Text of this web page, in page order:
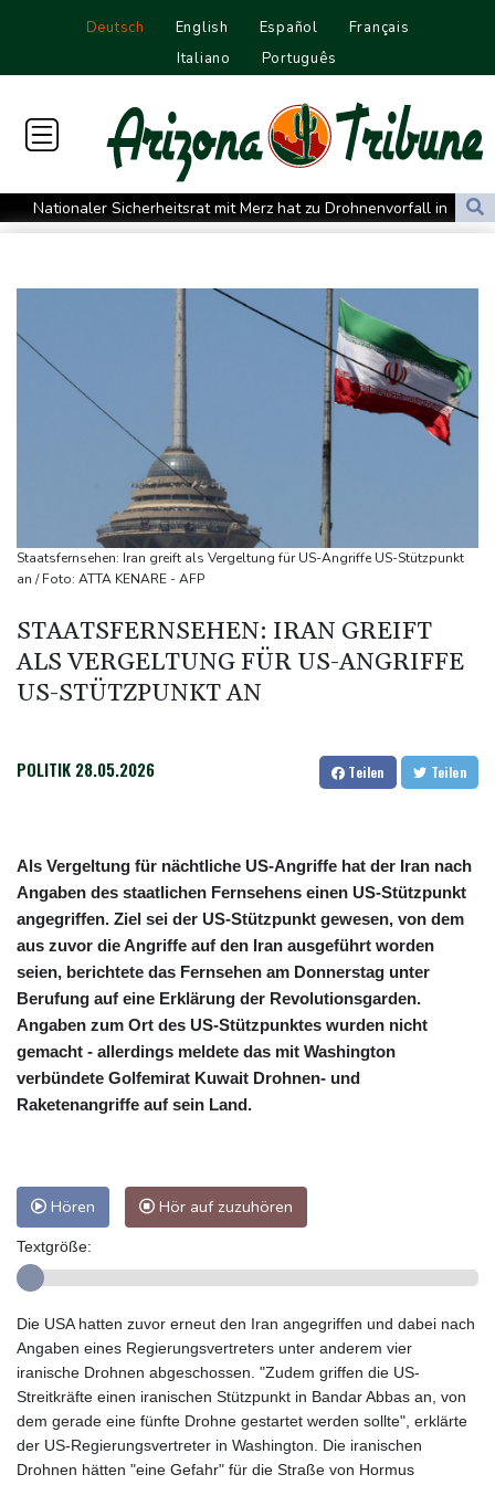
Deutsch English Español
Français
Italiano
Português
Nationaler Sicherheitsrat mit Merz hat zu Drohnenvorfall in
Leipzig getagt
Regierung und Opposition in Venezuela nehmen offiziellen
Dialog auf - ohne Machado
Schwimm-EM: Gose holt Gold im Freiwasser-Knockout
Angeblicher "Geburtstourismus": Trump unternimmt neuen
Vorstoß im Streit um US-Staatsbürgerschaft
Würgeschlange an Kanalufer in Schleswig-Holstein entdeckt
Unter Traktor eingeklemmt: Zwölfjähriger stirbt in Nordrhein-
Sri Lanka setzt nach Unruhen in Gefängnis Soldaten ein
Zuwächse in der Autobranche: Industrieproduktion legt im Juni
76-jähriger Landwirt in Nordrhein-Westfalen von Traktor
überrollt und getötet
Staatsfernsehen: Iran greift als Vergeltung für US-Angriffe US-Stützpunkt
an / Foto: ATTA KENARE - AFP
STAATSFERNSEHEN: IRAN GREIFT
ALS VERGELTUNG FÜR US-ANGRIFFE
US-STÜTZPUNKT AN
POLITIK 28.05.2026 Teilen Teilen
Als Vergeltung für nächtliche US-Angriffe hat der Iran nach
Angaben des staatlichen Fernsehens einen US-Stützpunkt
angegriffen. Ziel sei der US-Stützpunkt gewesen, von dem
aus zuvor die Angriffe auf den Iran ausgeführt worden
seien, berichtete das Fernsehen am Donnerstag unter
Berufung auf eine Erklärung der Revolutionsgarden.
Angaben zum Ort des US-Stützpunktes wurden nicht
gemacht - allerdings meldete das mit Washington
verbündete Golfemirat Kuwait Drohnen- und
Raketenangriffe auf sein Land.
Hören Hör auf zuzuhören
Textgröße:
Die USA hatten zuvor erneut den Iran angegriffen und dabei nach
Angaben eines Regierungsvertreters unter anderem vier
iranische Drohnen abgeschossen. "Zudem griffen die US-
Streitkräfte einen iranischen Stützpunkt in Bandar Abbas an, von
dem gerade eine fünfte Drohne gestartet werden sollte", erklärte
der US-Regierungsvertreter in Washington. Die iranischen
Drohnen hätten "eine Gefahr" für die Straße von Hormus